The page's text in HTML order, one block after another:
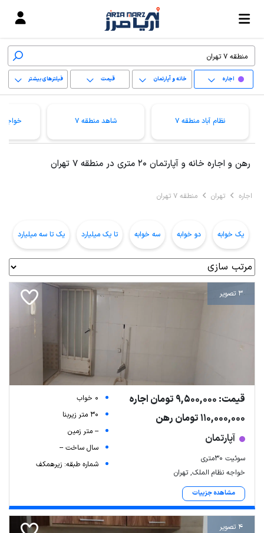
اجاره خانه و آپارتمان قیمت فیلترهای بیشتر
پاک کردن محدوده
نظام آباد منطقه 7 شاهد منطقه 7 خواجه
رهن و اجاره خانه و آپارتمان 20 متری در منطقه 7 تهران
اجاره تهران منطقه 7 تهران
یک خوابه دو خوابه سه خوابه تا یک میلیارد یک تا سه میلیارد
3 تصویر
قیمت: 9,500,000 تومان اجاره
110,000,000 تومان رهن
آپارتمان
سوئیت ۳۰متری
خواجه نظام الملک, تهران
مشاهده جزییات
0 خواب
30 متر زیربنا
-- متر زمین
سال ساخت --
شماره طبقه: زیرهمکف
4 تصویر